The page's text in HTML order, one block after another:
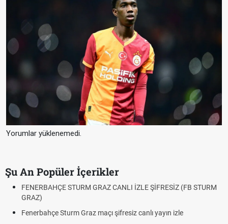
Yorumlar yüklenemedi.
Şu An Popüler İçerikler
Fındık Fiyatı Açıklandı mı? 2026 TMO Fındık Alım Fiyatları Belli
Oldu mu?
Altın Yükselecek mi, Yükselir mi? Altın Fiyatları İçin Son